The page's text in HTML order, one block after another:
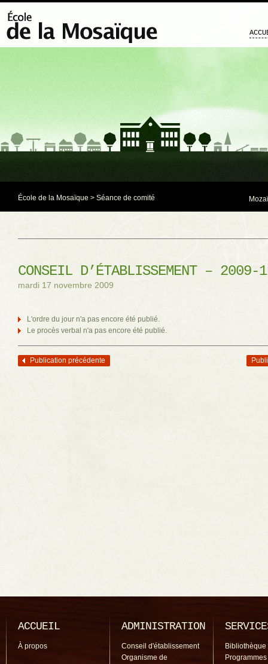
École de la Mosaïque > Séance de comité
CONSEIL D’ÉTABLISSEMENT – 2009-
mardi 17 novembre 2009
L'ordre du jour n'a pas encore été publié.
Le procès verbal n'a pas encore été publié.
Navigation des articles
Publication précédente
ACCUEIL
À propos
ADMINISTRATION
Conseil d'établissement
Organisme de
Bibliothèque
Programmes